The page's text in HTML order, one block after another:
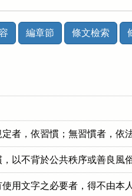
編章節 條文檢索
者，依習慣；無習慣者，依法
以不背於公共秩序或善良風
用文字之必要者，得不由本